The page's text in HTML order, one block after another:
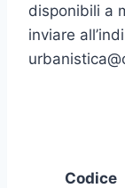
disponibili a
inviare
Codice